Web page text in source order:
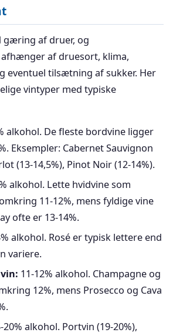
gæring af druer, og
af druesort, klima,
eventuel tilsætning af sukker. Her
vintyper med typiske
alkohol. De fleste bordvine ligger
Eksempler: Cabernet Sauvignon
(13-14,5%), Pinot Noir (12-14%).
alkohol. Lette hvidvine som
11-12%, mens fyldige vine
ofte er 13-14%.
alkohol. Rosé er typisk lettere end
variere.
11-12% alkohol. Champagne og
12%, mens Prosecco og Cava
20% alkohol. Portvin (19-20%),